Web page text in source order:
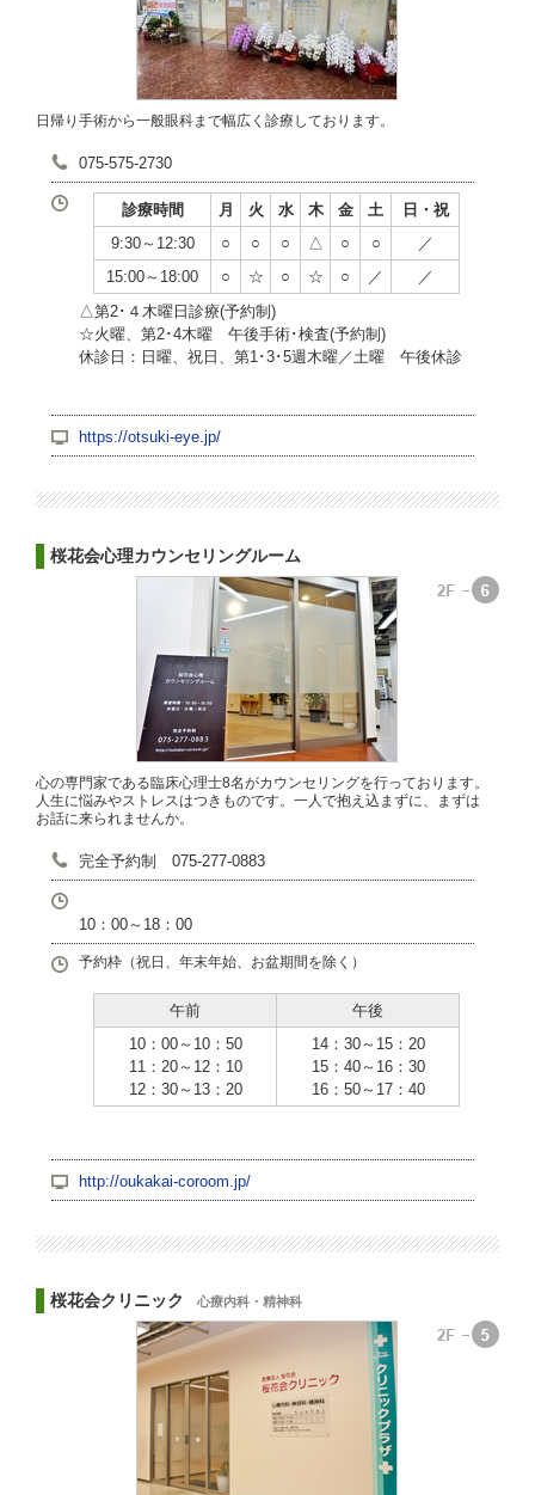
日帰り手術から一般眼科まで幅広く診療しております。
075-575-2730
診療時間 月 火 水 木 金 土
日・祝
9:30～12:30
○ ○ ○ △ ○ ○
／
15:00～18:00
○ ☆ ○ ☆ ○ ／
／
△第2･４木曜日診療(予約制)
☆火曜、第2･4木曜 午後手術･検査(予約制)
休診日：日曜、祝日、第1･3･5週木曜／土曜 午後休診
https://otsuki-eye.jp/
桜花会心理カウンセリングルーム
心の専門家である臨床心理士8名がカウンセリングを行っております。
人生に悩みやストレスはつきものです。一人で抱え込まずに、まずは
お話に来られませんか。
完全予約制 075-277-0883
10：00～18：00
予約枠（祝日、年末年始、お盆期間を除く）
午前
午後
10：00～10：50
11：20～12：10
12：30～13：20
14：30～15：20
15：40～16：30
16：50～17：40
http://oukakai-coroom.jp/
桜花会クリニック 心療内科・精神科